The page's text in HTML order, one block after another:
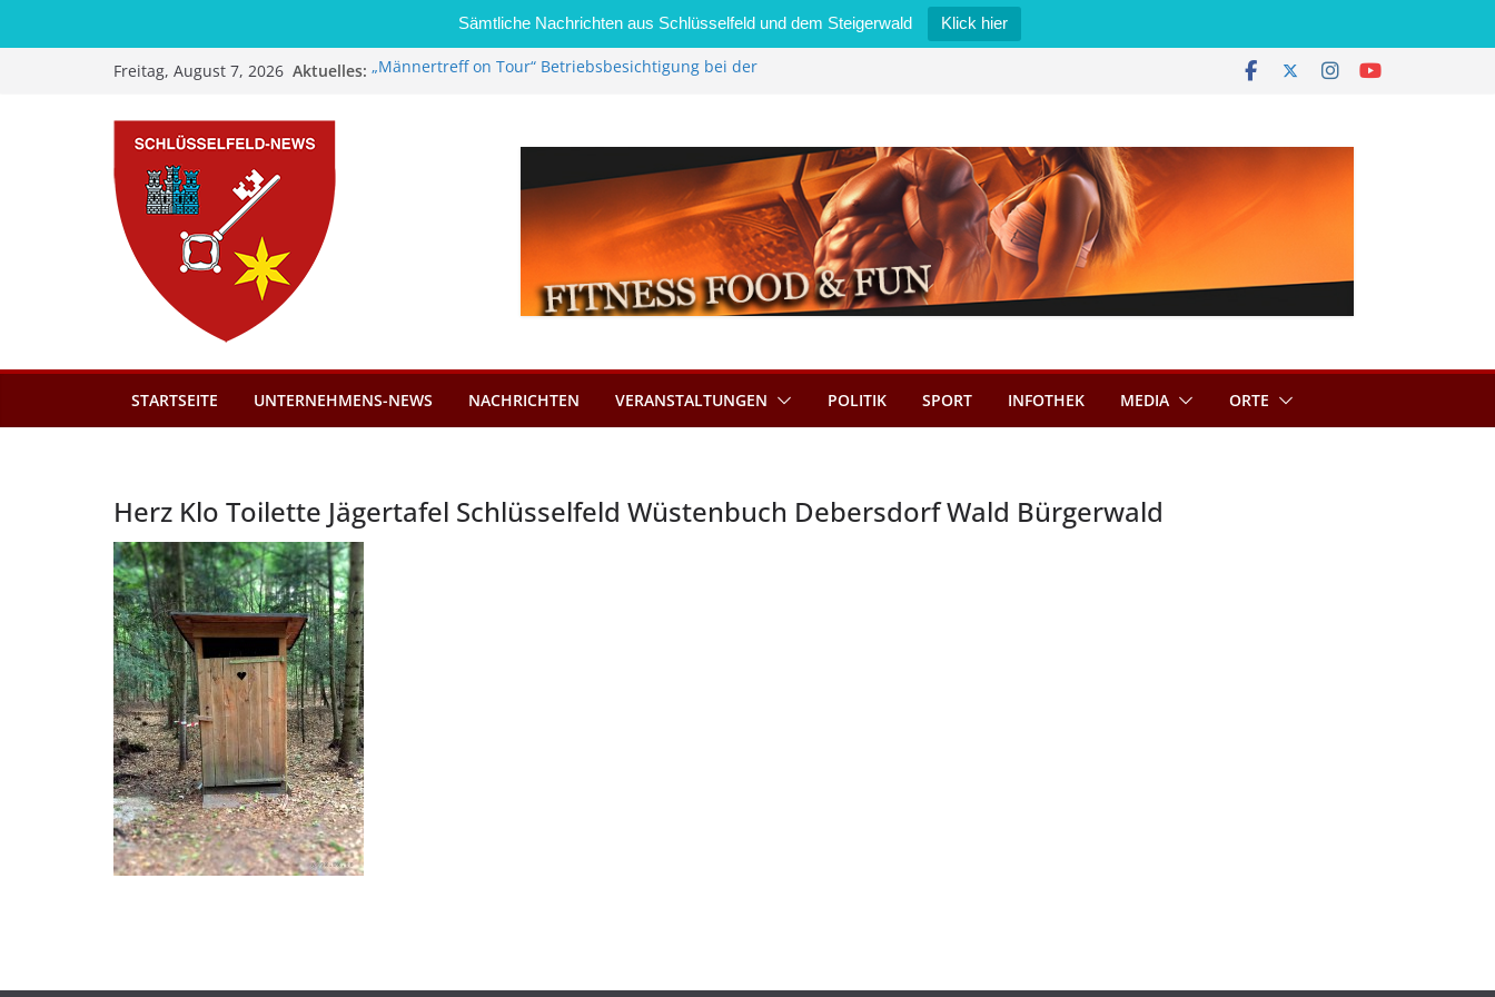
Sämtliche Nachrichten aus Schlüsselfeld und dem Steigerwald Klick hier
Freitag, August 7, 2026 Aktuelles: „Männertreff on Tour“ Betriebsbesichtigung bei der
Stadt Schlüsselfeld bietet Online-Anmeldung für
Dieseldiebstahl im Wert von 600 Euro
STARTSEITE UNTERNEHMENS-NEWS NACHRICHTEN VERANSTALTUNGEN POLITIK SPORT INFOTHEK MEDIA ORTE
Herz Klo Toilette Jägertafel Schlüsselfeld Wüstenbuch Debersdorf Wald Bürgerwald